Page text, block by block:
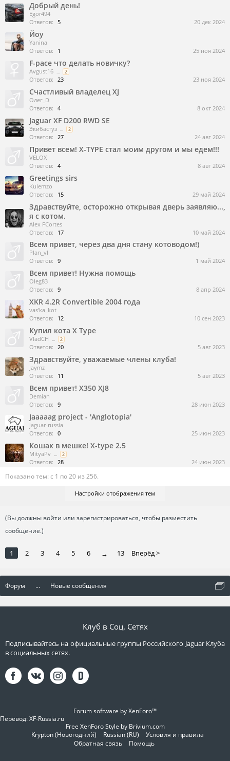
Добрый день!
Egor494
Ответов: 5 20 дек 2024
Йоу
Yanina
Ответов:
1 25 ноя 2024
F-pace что делать новичку?
Avgust16 ... 2
Ответов: 23 23 ноя 2024
Счастливый владелец XJ
Олег_D
Ответов: 4 8 окт 2024
Jaguar XF D200 RWD SЕ
Экибастуз ... 2
Ответов: 27 24 авг 2024
Привет всем! X-TYPE стал моим другом и мы едем!!!
VELOX
Ответов: 4 8 авг 2024
Greetings sirs
Kulemzo
Ответов:
15 29 май 2024
Здравствуйте, осторожно открывая дверь заявляю...,
я с котом.
Alex FCortes
Ответов:
17 10 май 2024
Всем привет, через два дня стану котоводом!)
Plan_vl
Ответов: 9 1 май 2024
Всем привет! Нужна помощь
Oleg83
Ответов: 9 8 апр 2024
XKR 4.2R Convertible 2004 года
vas'ka_kot
Ответов:
12 10 сен 2023
Купил кота X Type
VladCH ... 2
Ответов: 20 5 авг 2023
Здравствуйте, уважаемые члены клуба!
Jaymz
Ответов:
11 5 авг 2023
Всем привет! X350 XJ8
Demian
Ответов: 9 28 июн 2023
Jaaaaag project - 'Anglotopia'
jaguar-russia
Ответов: 0 25 июн 2023
Кошак в мешке! X-type 2.5
MityaPv ... 2
Ответов: 28 24 июн 2023
Показано тем: с 1 по 20 из 256.
Настройки отображения тем
(Вы должны войти или зарегистрироваться, чтобы разместить
сообщение.)
1 2 3 4 5 6 → 13 Вперёд >
Форум ... Новые сообщения
Клуб в Соц. Сетях
Подписывайтесь на официальные группы Российского Jaguar Клуба
в социальных сетях.
Forum software by XenForo™
Перевод:XF-Russia.ru
Free XenForo Style by Brivium.com
Krypton (Новогодний)
Russian (RU)
Условия и правила
Обратная связь
Помощь